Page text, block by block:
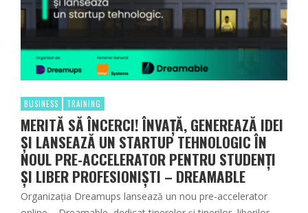
BUSINESS TRAINING
MERITĂ SĂ ÎNCERCI! ÎNVAȚĂ, GENEREAZĂ IDEI
ȘI LANSEAZĂ UN STARTUP TEHNOLOGIC ÎN
NOUL PRE-ACCELERATOR PENTRU STUDENȚI
ȘI LIBER PROFESIONIȘTI – DREAMABLE
Organizația Dreamups lansează un nou pre-accelerator